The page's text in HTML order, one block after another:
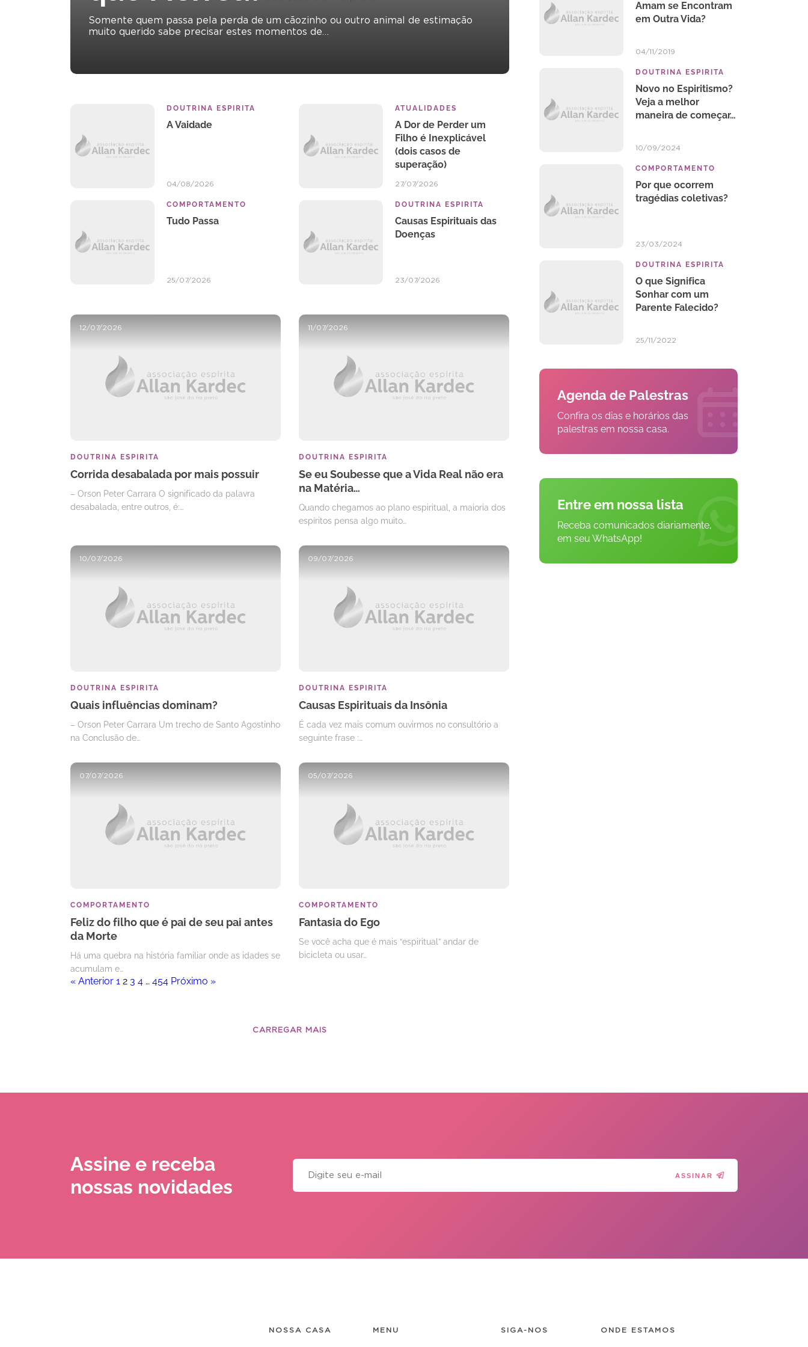
Somente quem passa pela perda de um cãozinho ou outro animal de estimação
muito querido sabe precisar estes momentos de…
extraordinário
livro
Devassando
Yvonne
exibicionismo
físico?
exibição
DOUTRINA ESPIRITA
A Vaidade
04/08/2026
ATUALIDADES
A Dor de Perder um
Filho é Inexplicável
(dois casos de
superação)
27/07/2026
COMPORTAMENTO
Tudo Passa
25/07/2026
DOUTRINA ESPIRITA
Causas Espirituais das
Doenças
23/07/2026
12/07/2026
DOUTRINA ESPIRITA
Corrida desabalada por mais possuir
– Orson Peter Carrara O significado da palavra
desabalada, entre outros, é:…
11/07/2026
DOUTRINA ESPIRITA
Se eu Soubesse que a Vida Real não era
na Matéria…
Quando chegamos ao plano espiritual, a maioria dos
espíritos pensa algo muito…
10/07/2026
DOUTRINA ESPIRITA
Quais influências dominam?
– Orson Peter Carrara Um trecho de Santo Agostinho
na Conclusão de…
09/07/2026
DOUTRINA ESPIRITA
Causas Espirituais da Insônia
É cada vez mais comum ouvirmos no consultório a
seguinte frase :…
07/07/2026
COMPORTAMENTO
Feliz do filho que é pai de seu pai antes
da Morte
Há uma quebra na história familiar onde as idades se
acumulam e…
05/07/2026
COMPORTAMENTO
Fantasia do Ego
Se você acha que é mais “espiritual” andar de
bicicleta ou usar…
« Anterior 1 2 3 4 … 454 Próximo »
CARREGAR MAIS
Amam se Encontram
em Outra Vida?
04/11/2019
DOUTRINA ESPIRITA
Novo no Espiritismo?
Veja a melhor
maneira de começar…
10/09/2024
COMPORTAMENTO
Por que ocorrem
tragédias coletivas?
23/03/2024
DOUTRINA ESPIRITA
O que Significa
Sonhar com um
Parente Falecido?
25/11/2022
Agenda de Palestras
Confira os dias e horários das
palestras em nossa casa.
Entre em nossa lista
Receba comunicados diariamente,
em seu WhatsApp!
Assine e receba
nossas novidades
ASSINAR
NOSSA CASA MENU SIGA-NOS ONDE ESTAMOS